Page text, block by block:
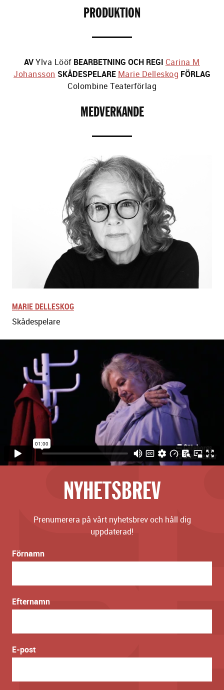
PRODUKTION
AVYlva Lööf BEARBETNING OCH REGI Carina M
Johansson SKÅDESPELARE Marie Delleskog FÖRLAG
Colombine Teaterförlag
MEDVERKANDE
MARIE DELLESKOG
Skådespelare
NYHETSBREV
Prenumerera på vårt nyhetsbrev och håll dig
uppdaterad!
Förnamn
Efternamn
E-post